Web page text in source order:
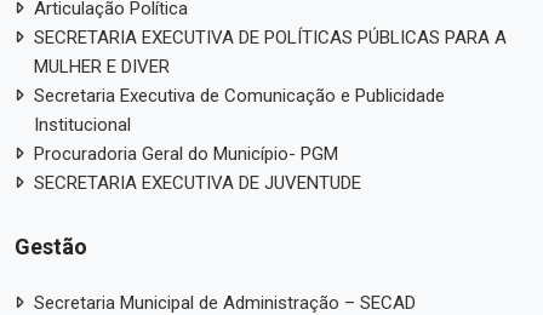
Articulação Política
SECRETARIA EXECUTIVA DE POLÍTICAS PÚBLICAS PARA A
MULHER E DIVER
Secretaria Executiva de Comunicação e Publicidade
Institucional
Procuradoria Geral do Município- PGM
SECRETARIA EXECUTIVA DE JUVENTUDE
Gestão
Secretaria Municipal de Administração – SECAD